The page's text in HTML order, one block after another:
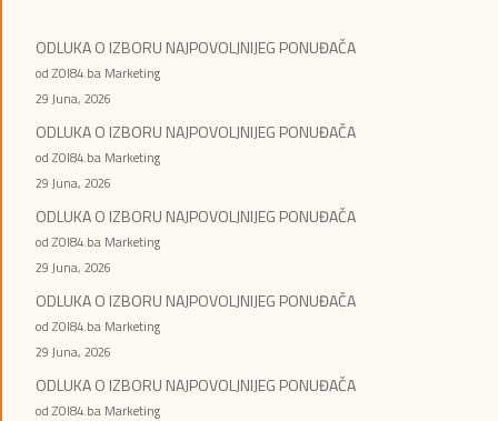
ODLUKA O IZBORU NAJPOVOLJNIJEG PONUĐAČA
od ZOI84.ba Marketing
29 Juna, 2026
ODLUKA O IZBORU NAJPOVOLJNIJEG PONUĐAČA
od ZOI84.ba Marketing
29 Juna, 2026
ODLUKA O IZBORU NAJPOVOLJNIJEG PONUĐAČA
od ZOI84.ba Marketing
29 Juna, 2026
ODLUKA O IZBORU NAJPOVOLJNIJEG PONUĐAČA
od ZOI84.ba Marketing
29 Juna, 2026
ODLUKA O IZBORU NAJPOVOLJNIJEG PONUĐAČA
od ZOI84.ba Marketing